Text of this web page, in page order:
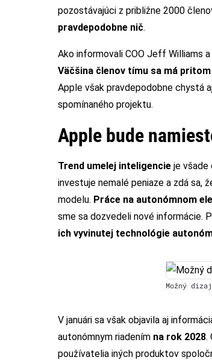
pozostávajúci z približne 2000
pravdepodobne nič.
Ako informovali COO Jeff Williams
Väčšina členov tímu sa má
Apple však pravdepodobne chystá
spomínaného projektu.
Apple bude
Trend umelej inteligencie je všade
investuje nemalé peniaze a zdá sa,
modelu. Práce na autonómnom
sme sa dozvedeli nové informácie.
ich vyvinutej technológie
Možný
V januári sa však objavila aj
autonómnym riadením na rok 2028.
používatelia iných produktov